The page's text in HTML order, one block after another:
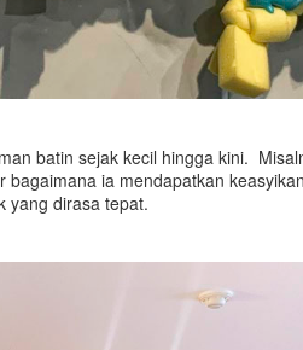
batin sejak kecil hingga kini.
ia mendapatkan
yang dirasa tepat.